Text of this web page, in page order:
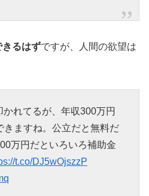
るはずですが、人間の欲望は
れてるが、年収300万円
きますね。公立だと無料だ
万円だといろいろ補助金
t.co/DJ5wOjszzP